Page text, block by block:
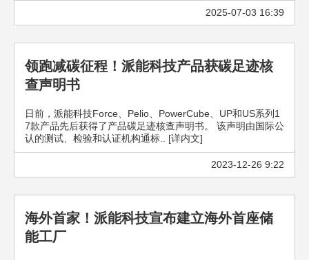
2025-07-03 16:39
领跑减碳征程！派能科技产品获碳足迹核
查声明书
日前，派能科技Force、Pelio、PowerCube、UP和US系列1
7款产品先后获得了产品碳足迹核查声明书。 该声明由国际公
认的测试、检验和认证机构通标.. [详内文]
2023-12-26 9:22
海外首家！派能科技宣布建立海外首座储
能工厂